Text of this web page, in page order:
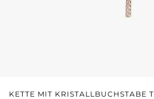
KETTE MIT KRISTALLBUCHSTABE T